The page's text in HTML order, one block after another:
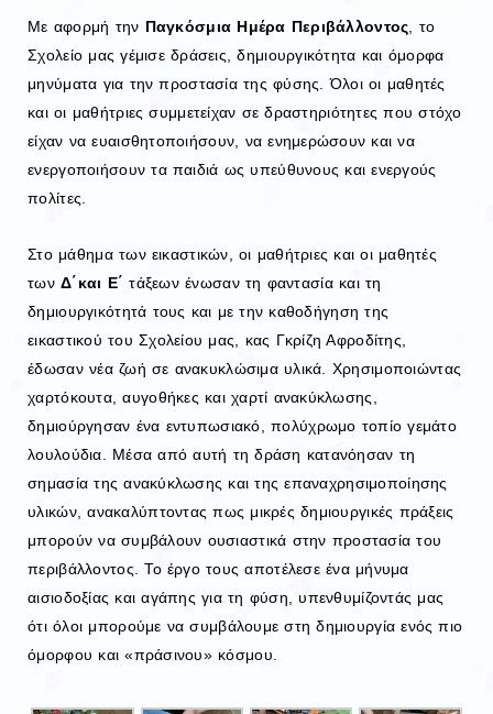
Με αφορμή την Παγκόσμια Ημέρα Περιβάλλοντος , το
Σχολείο μας γέμισε δράσεις, δημιουργικότητα και όμορφα
μηνύματα για την προστασία της φύσης. Όλοι οι μαθητές
και οι μαθήτριες συμμετείχαν σε δραστηριότητες που στόχο
είχαν να ευαισθητοποιήσουν, να ενημερώσουν και να
ενεργοποιήσουν τα παιδιά ως υπεύθυνους και ενεργούς
πολίτες.
Στο μάθημα των εικαστικών, οι μαθήτριες και οι μαθητές
τωνΔ΄και Ε΄ τάξεων ένωσαν τη φαντασία και τη
δημιουργικότητά τους και με την καθοδήγηση της
εικαστικού του Σχολείου μας, κας Γκρίζη Αφροδίτης,
έδωσαν νέα ζωή σε ανακυκλώσιμα υλικά. Χρησιμοποιώντας
χαρτόκουτα, αυγοθήκες και χαρτί ανακύκλωσης,
δημιούργησαν ένα εντυπωσιακό, πολύχρωμο τοπίο γεμάτο
λουλούδια. Μέσα από αυτή τη δράση κατανόησαν τη
σημασία της ανακύκλωσης και της επαναχρησιμοποίησης
υλικών, ανακαλύπτοντας πως μικρές δημιουργικές πράξεις
μπορούν να συμβάλουν ουσιαστικά στην προστασία του
περιβάλλοντος. Το έργο τους αποτέλεσε ένα μήνυμα
αισιοδοξίας και αγάπης για τη φύση, υπενθυμίζοντάς μας
ότι όλοι μπορούμε να συμβάλουμε στη δημιουργία ενός πιο
όμορφου και «πράσινου» κόσμου.